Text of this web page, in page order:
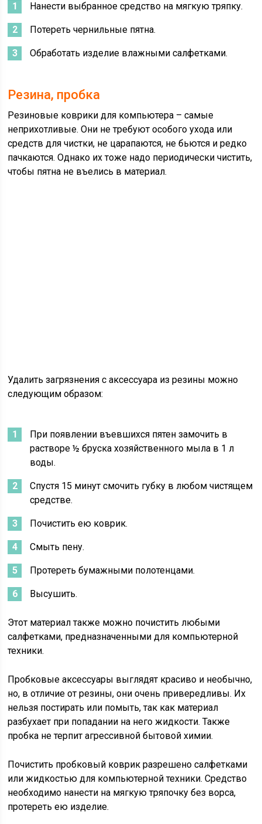
Нанести выбранное средство на мягкую тряпку.
Потереть чернильные пятна.
Обработать изделие влажными салфетками.
Резина, пробка
Резиновые коврики для компьютера – самые
неприхотливые. Они не требуют особого ухода или
средств для чистки, не царапаются, не бьются и редко
пачкаются. Однако их тоже надо периодически чистить,
чтобы пятна не въелись в материал.
Удалить загрязнения с аксессуара из резины можно
следующим образом:
При появлении въевшихся пятен замочить в
растворе ½ бруска хозяйственного мыла в 1 л
воды.
Спустя 15 минут смочить губку в любом чистящем
средстве.
Почистить ею коврик.
Смыть пену.
Протереть бумажными полотенцами.
Высушить.
Этот материал также можно почистить любыми
салфетками, предназначенными для компьютерной
техники.
Пробковые аксессуары выглядят красиво и необычно,
но, в отличие от резины, они очень привередливы. Их
нельзя постирать или помыть, так как материал
разбухает при попадании на него жидкости. Также
пробка не терпит агрессивной бытовой химии.
Почистить пробковый коврик разрешено салфетками
или жидкостью для компьютерной техники. Средство
необходимо нанести на мягкую тряпочку без ворса,
протереть ею изделие.